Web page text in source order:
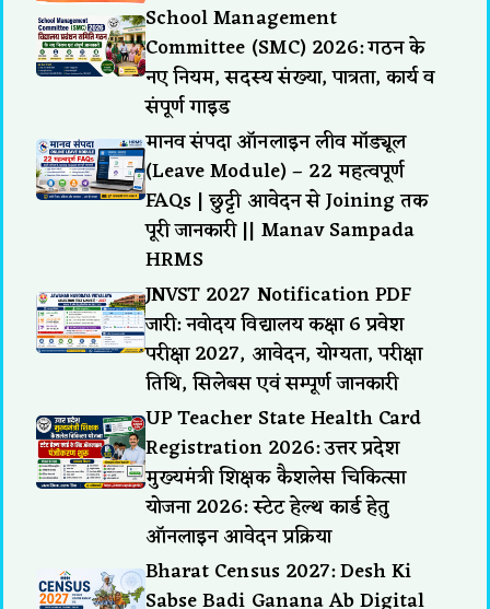
School Management
Committee (SMC) 2026: गठन के
नए नियम, सदस्य संख्या, पात्रता, कार्य व
संपूर्ण गाइड
मानव संपदा ऑनलाइन लीव मॉड्यूल
(Leave Module) – 22 महत्वपूर्ण
FAQs | छुट्टी आवेदन से Joining तक
पूरी जानकारी || Manav Sampada
HRMS
JNVST 2027 Notification PDF
जारी: नवोदय विद्यालय कक्षा 6 प्रवेश
परीक्षा 2027, आवेदन, योग्यता, परीक्षा
तिथि, सिलेबस एवं सम्पूर्ण जानकारी
UP Teacher State Health Card
Registration 2026: उत्तर प्रदेश
मुख्यमंत्री शिक्षक कैशलेस चिकित्सा
योजना 2026: स्टेट हेल्थ कार्ड हेतु
ऑनलाइन आवेदन प्रक्रिया
Bharat Census 2027: Desh Ki
Sabse Badi Ganana Ab Digital